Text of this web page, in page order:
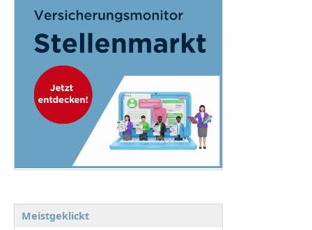
Meistgeklickt